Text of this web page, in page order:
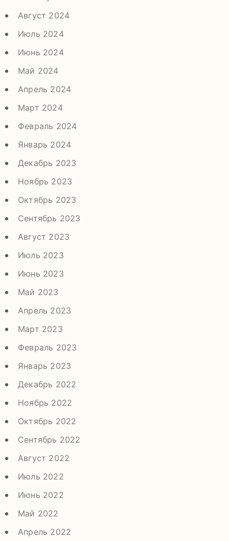
Август 2024
Июль 2024
Июнь 2024
Май 2024
Апрель 2024
Март 2024
Февраль 2024
Январь 2024
Декабрь 2023
Ноябрь 2023
Октябрь 2023
Сентябрь 2023
Август 2023
Июль 2023
Июнь 2023
Май 2023
Апрель 2023
Март 2023
Февраль 2023
Январь 2023
Декабрь 2022
Ноябрь 2022
Октябрь 2022
Сентябрь 2022
Август 2022
Июль 2022
Июнь 2022
Май 2022
Апрель 2022